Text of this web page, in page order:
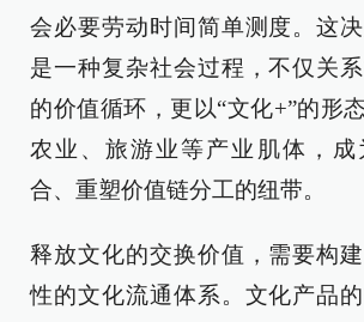
会必要劳动时间简单测度。这
是一种复杂社会过程，不仅关
的价值循环，更以“文化+”的形
农业、旅游业等产业肌体，成
合、重塑价值链分工的纽带。
释放文化的交换价值，需要构
性的文化流通体系。文化产品